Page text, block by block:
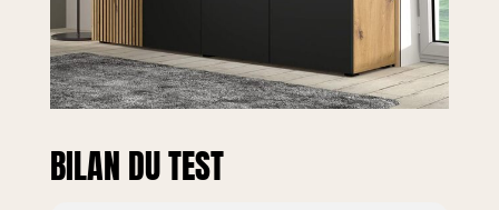
BILAN DU TEST